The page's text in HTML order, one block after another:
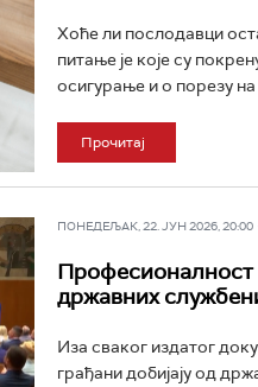
Хоће ли послодавци
питање је које су
осигурање и о порезу
Прочитај
ПОНЕДЕЉАК, 22. ЈУН 2026, 20:00
Професионалност
државних
Иза сваког издатог
грађани добијају од